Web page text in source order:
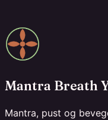
Mantra Breath
Mantra, pust og